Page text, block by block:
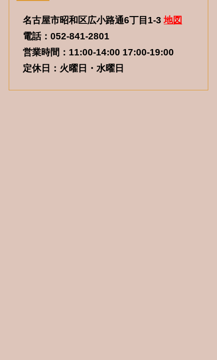
名古屋市昭和区広小路通6丁目1-3地図
電話：052-841-2801
営業時間：11:00-14:00 17:00-19:00
定休日：火曜日・水曜日